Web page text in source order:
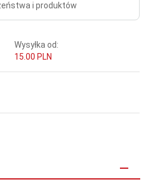
i produktów
Wysyłka od:
15.00 PLN